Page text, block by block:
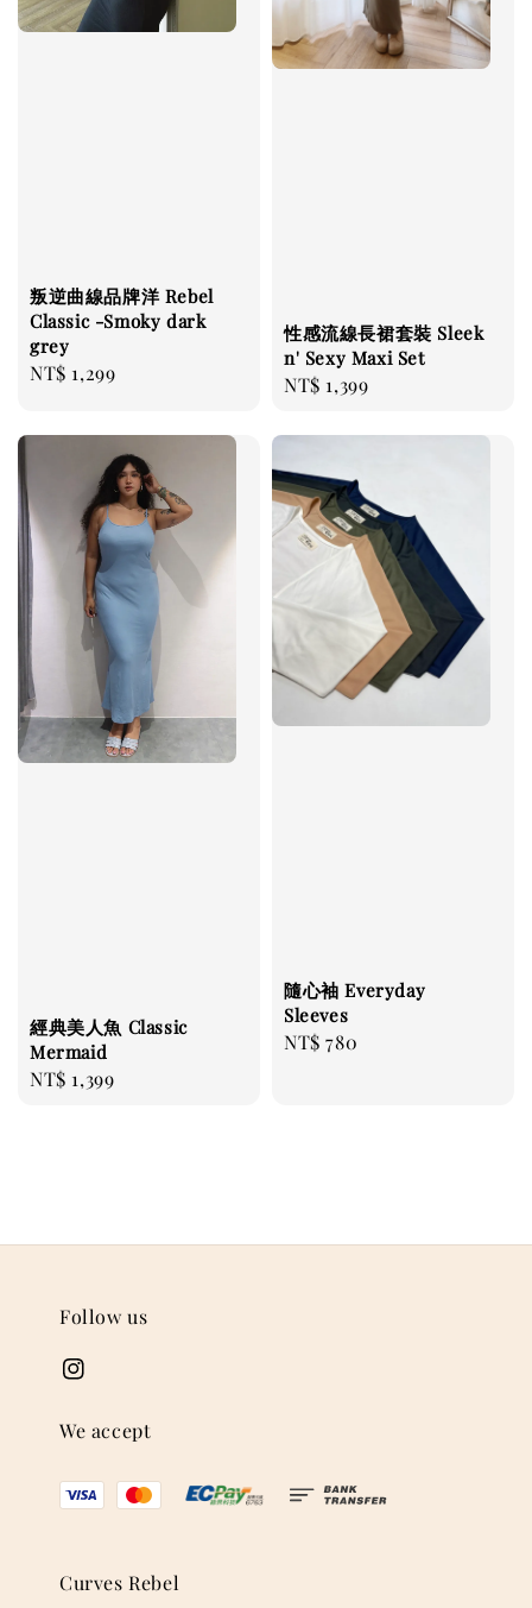
叛逆曲線品牌洋 Rebel
Classic -Smoky dark
grey
Regular
NT$ 1,299
性感流線長裙套裝 Sleek
n' Sexy Maxi Set
Regular
NT$ 1,399
經典美人魚 Classic
Mermaid
Regular
NT$ 1,399
隨心袖 Everyday
Sleeves
Regular
NT$ 780
Follow us
We accept
Curves Rebel